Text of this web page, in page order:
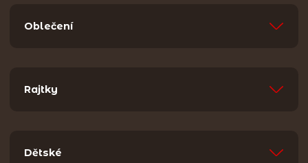
Oblečení
Rajtky
Dětské